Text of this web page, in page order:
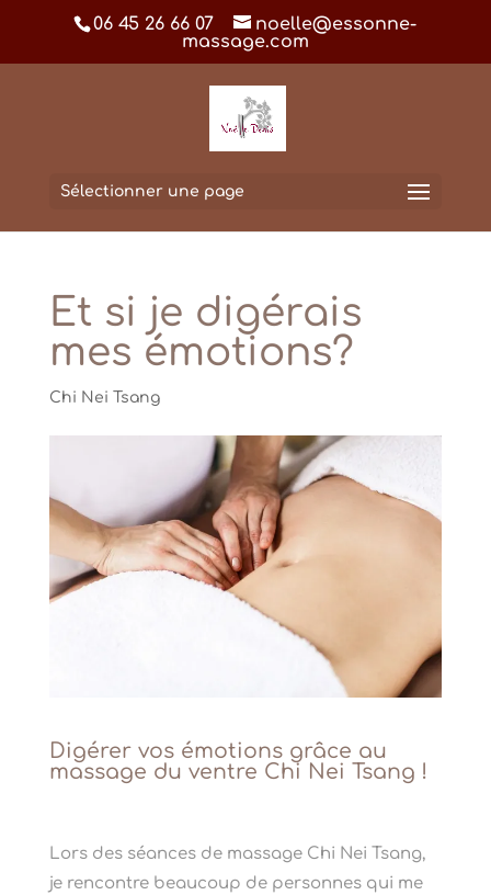
06 45 26 66 07
noelle@essonne-
massage.com
Sélectionner une page
Et si je digérais
mes émotions?
Chi Nei Tsang
Digérer vos émotions grâce au
massage du ventre Chi Nei Tsang !
Lors des séances de massage Chi Nei Tsang,
je rencontre beaucoup de personnes qui me